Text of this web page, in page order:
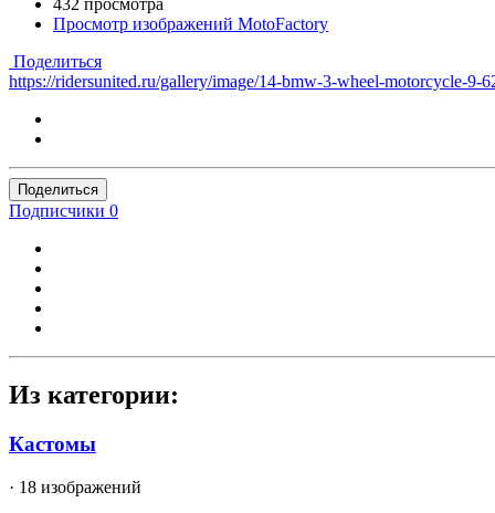
432 просмотра
Просмотр изображений MotoFactory
Поделиться
https://ridersunited.ru/gallery/image/14-bmw-3-wheel-motorcycle-9-
Поделиться
Подписчики 0
Из категории:
Кастомы
· 18 изображений